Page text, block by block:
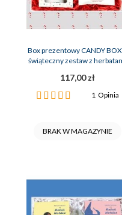
Box prezentowy CANDY
świąteczny zestaw z
117,00 zł
Ocena:
1 Opinia
BRAK W MAGAZYNIE